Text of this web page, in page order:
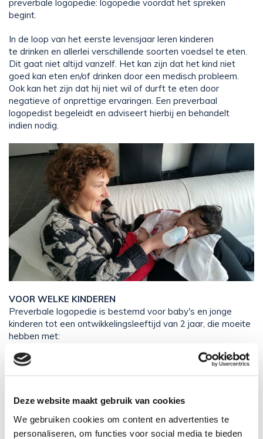
Deze website maakt gebruik van cookies
We gebruiken cookies om content en advertenties te
personaliseren, om functies voor social media te bieden
preverbale logopedie: logopedie voordat het spreken
begint.
In de loop van het eerste levensjaar leren kinderen
te drinken en allerlei verschillende soorten voedsel te eten.
Dit gaat niet altijd vanzelf. Het kan zijn dat het kind niet
goed kan eten en/of drinken door een medisch probleem.
Ook kan het zijn dat hij niet wil of durft te eten door
negatieve of onprettige ervaringen. Een preverbaal
logopedist begeleidt en adviseert hierbij en behandelt
indien nodig.
VOOR WELKE KINDEREN
Preverbale logopedie is bestemd voor baby's en jonge
kinderen tot een ontwikkelingsleeftijd van 2 jaar, die moeite
hebben met:
Kauwen
Slikken
Drinken uit de beker
Controle van het speeksel (overmatig kwijlen)